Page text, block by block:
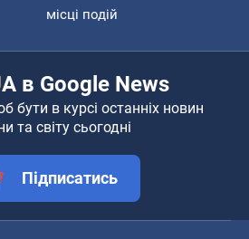
місці подій
в Google News
бути в курсі останніх новин
та світу сьогодні
Підписатись